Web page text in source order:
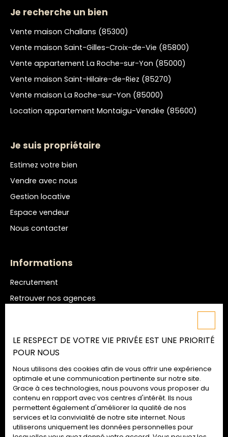
Je recherche un bien
Vente maison Challans (85300)
Vente maison Saint-Gilles-Croix-de-Vie (85800)
Vente appartement La Roche-sur-Yon (85000)
Vente maison Saint-Hilaire-de-Riez (85270)
Vente maison La Roche-sur-Yon (85000)
Location appartement Montaigu-Vendée (85600)
Je suis propriétaire
Estimez votre bien
Vendre avec nous
Gestion locative
Espace vendeur
Nous contacter
Informations
Recrutement
Retrouver nos agences
Politique de confidentialité
Gérer les cookies
Propulsé par
LE RESPECT DE VOTRE VIE PRIVÉE EST UNE PRIORITÉ
POUR NOUS
Nous utilisons des cookies afin de vous offrir une expérience
optimale et une communication pertinente sur notre site.
Grace à ces technologies, nous pouvons vous proposer du
contenu en rapport avec vos centres d'intérêt. Ils nous
permettent également d'améliorer la qualité de nos
services et la convivialité de notre site internet. Nous
utiliserons uniquement les données personnelles pour